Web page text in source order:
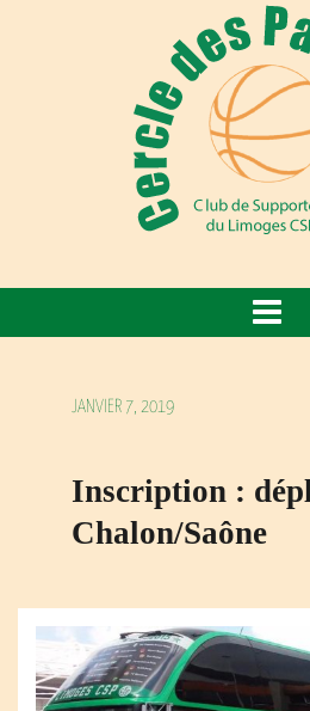
JANVIER 7, 2019
Inscription :
Chalon/Saône